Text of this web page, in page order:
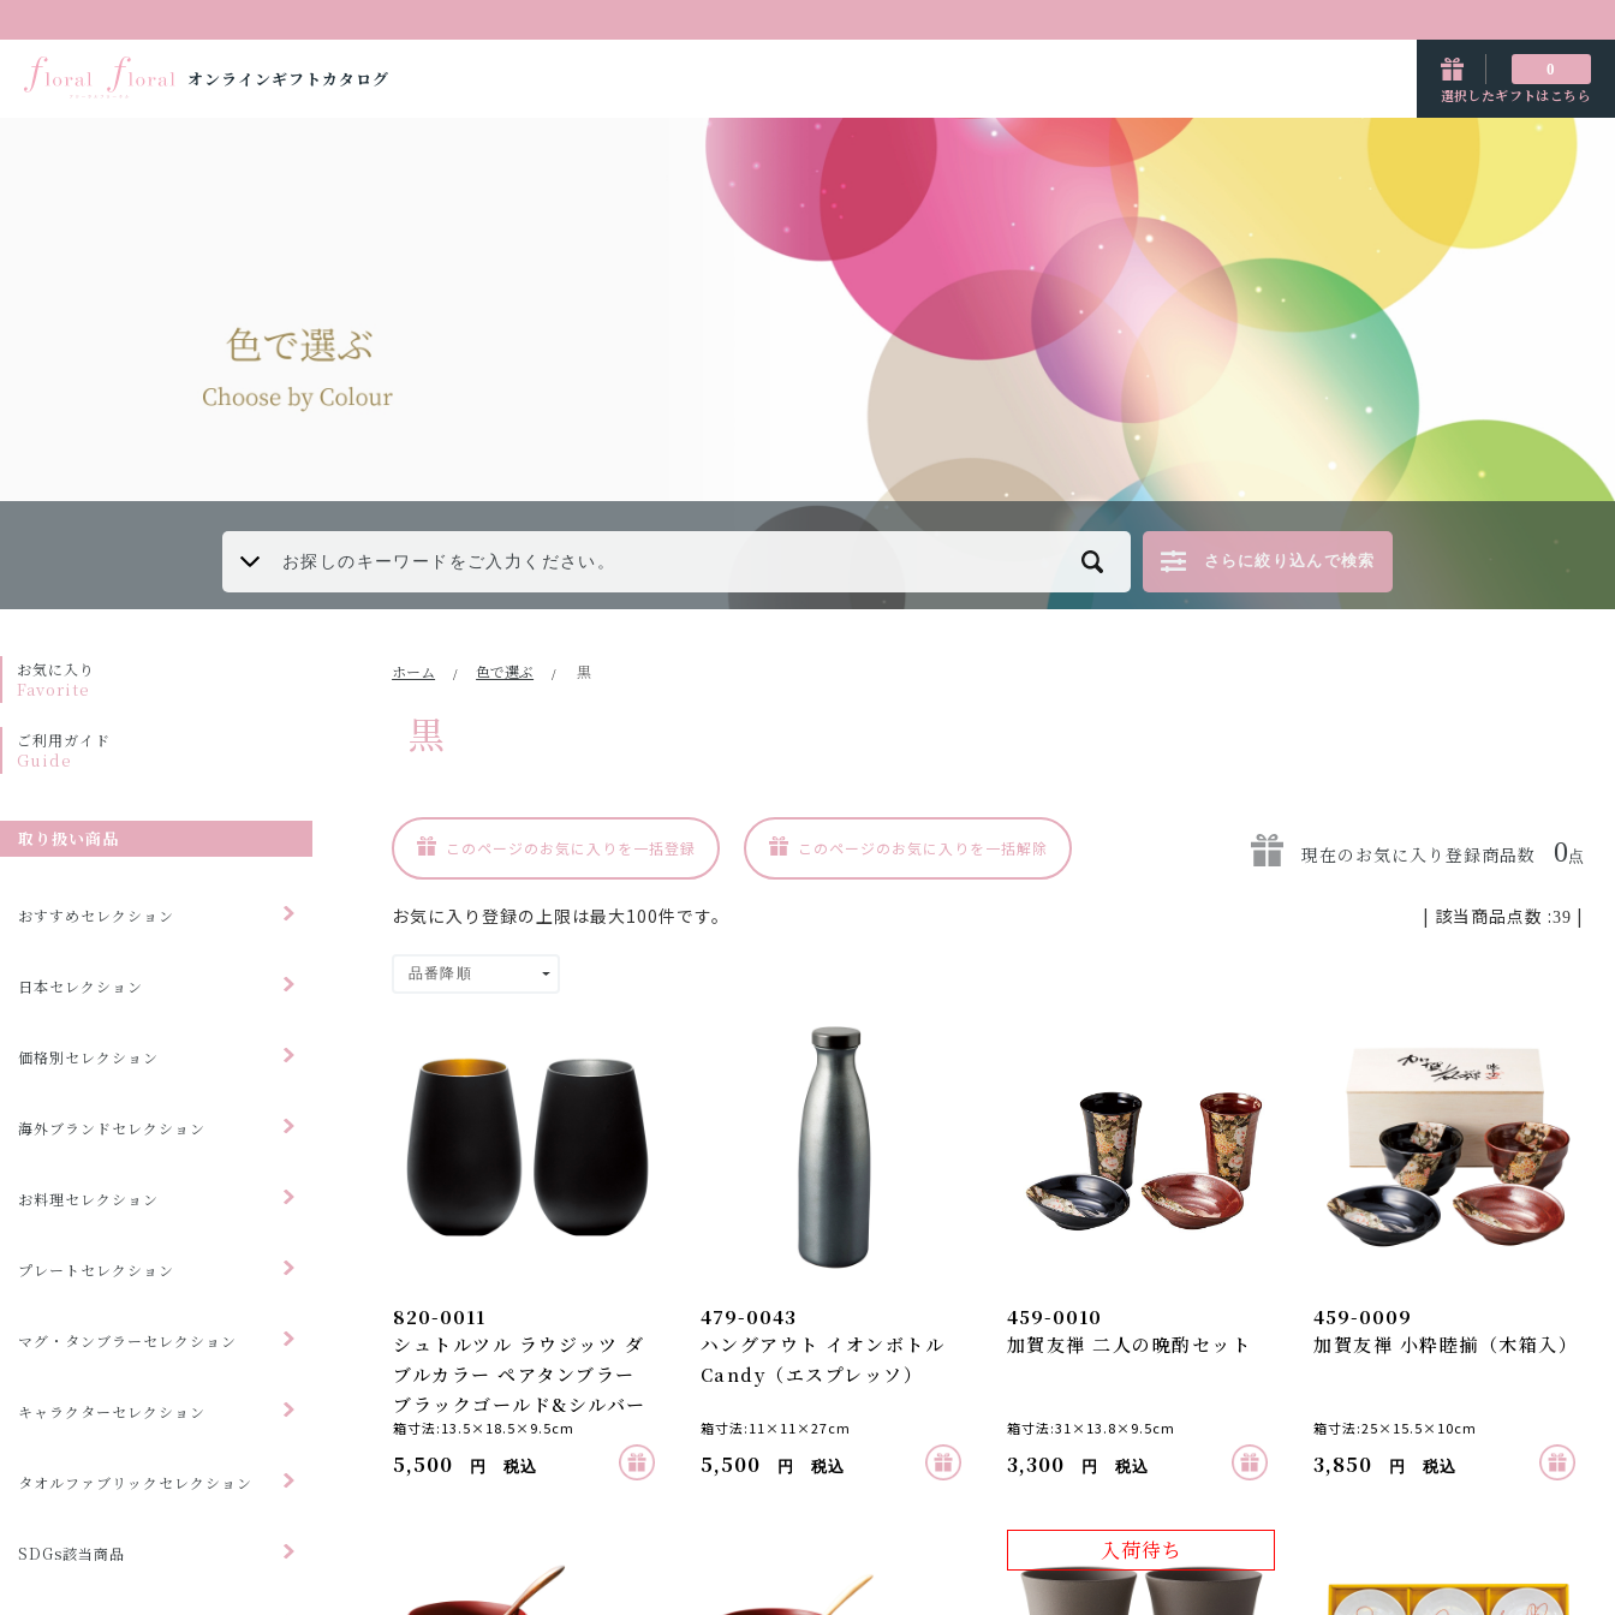
オンラインギフトカタログ 0
選択したギフトはこちら
さらに絞り込んで検索
お気に入り
Favorite
ご利用ガイド
Guide
取り扱い商品
おすすめセレクション
日本セレクション
価格別セレクション
海外ブランドセレクション
お料理セレクション
プレートセレクション
マグ・タンブラーセレクション
キャラクターセレクション
タオルファブリックセレクション
SDGs該当商品
ホーム / 色で選ぶ / 黒
黒
このページのお気に入りを一括登録 このページのお気に入りを一括解除 現在のお気に入り登録商品数 0 点
お気に入り登録の上限は最大100件です。 | 該当商品点数 :39 |
820-0011
シュトルツル ラウジッツ ダ
ブルカラー ペアタンブラー
ブラックゴールド&シルバー
箱寸法:13.5×18.5×9.5cm
5,500 円 税込
479-0043
ハングアウト イオンボトル
Candy（エスプレッソ）
箱寸法:11×11×27cm
5,500 円 税込
459-0010
加賀友禅 二人の晩酌セット
箱寸法:31×13.8×9.5cm
3,300 円 税込
459-0009
加賀友禅 小粋睦揃（木箱入）
箱寸法:25×15.5×10cm
3,850 円 税込
入荷待ち